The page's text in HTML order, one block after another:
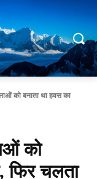
को बनाता था हवस का
को
फिर चलता